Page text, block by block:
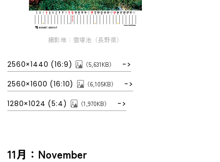
撮影地：雲場池（長野県）
2560×1440 (16:9) （5,631KB）
2560×1600 (16:10) （6,105KB）
1280×1024 (5:4) （1,970KB）
11月：November